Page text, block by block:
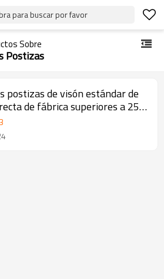
para buscar por favor
Sobre
Postizas
postizas de visón estándar de
de fábrica superiores a 25
3